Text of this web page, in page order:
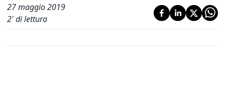
27 maggio 2019
2' di lettura